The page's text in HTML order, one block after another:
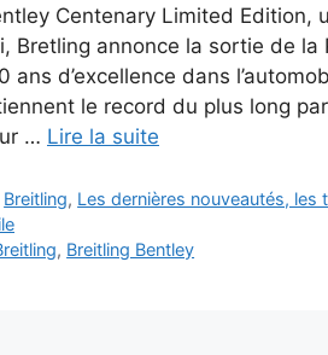
Centenary Limited
Bretling annonce la sortie de
ans d’excellence dans
le record du plus long
… Lire la suite
Breitling, Les dernières nouveautés,
, Breitling Bentley